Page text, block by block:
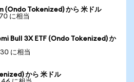
(Ondo Tokenized) から 米ドル
に相当
Bull 3X ETF (Ondo Tokenized) か
に相当
から 米ドル